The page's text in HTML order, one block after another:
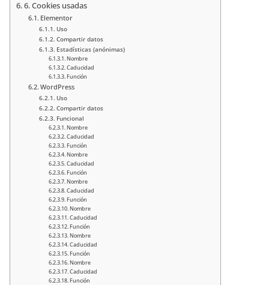
6. Cookies usadas
Elementor
Uso
Compartir datos
Estadísticas (anónimas)
Nombre
Caducidad
Función
WordPress
Uso
Compartir datos
Funcional
Nombre
Caducidad
Función
Nombre
Caducidad
Función
Nombre
Caducidad
Función
Nombre
Caducidad
Función
Nombre
Caducidad
Función
Nombre
Caducidad
Función